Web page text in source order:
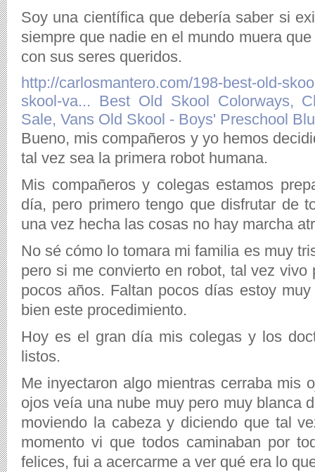
Soy una científica que debería saber si
siempre que nadie en el mundo muera
con sus seres queridos.
http://carlosmantero.com/198-best-old-
skool-va... Best Old Skool Colorways,
Sale, Vans Old Skool - Boys' Preschool
Bueno, mis compañeros y yo hemos
tal vez sea la primera robot humana.
Mis compañeros y colegas estamos
día, pero primero tengo que disfrutar de
una vez hecha las cosas no hay marcha
No sé cómo lo tomara mi familia es muy
pero si me convierto en robot, tal vez vivo
pocos años. Faltan pocos días estoy
bien este procedimiento.
Hoy es el gran día mis colegas y los
listos.
Me inyectaron algo mientras cerraba mis
ojos veía una nube muy pero muy blanca
moviendo la cabeza y diciendo que tal
momento vi que todos caminaban por
felices, fui a acercarme a ver qué era lo